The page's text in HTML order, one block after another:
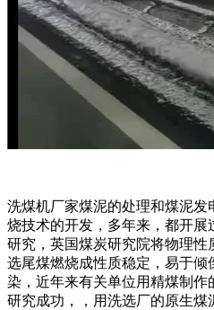
洗煤机厂家煤泥的处理和煤泥
烧技术的开发，多年来，都开
研究，英国煤炭研究院将物理
选尾煤燃烧成性质稳定，易于
染，近年来有关单位用精煤制
研究成功，，用洗选厂的原生